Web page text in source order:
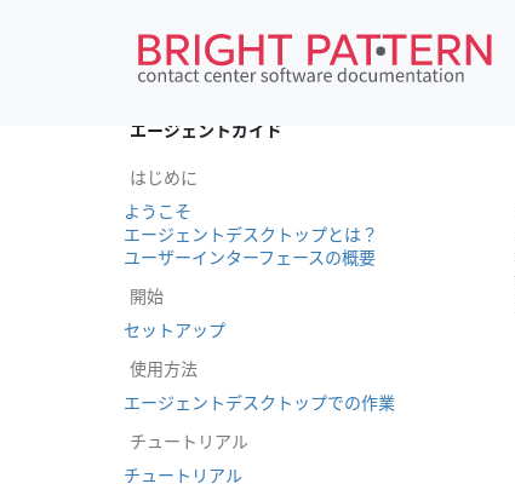
エージェントガイド
はじめに
ようこそ
エージェントデスクトップとは？
ユーザーインターフェースの概要
開始
セットアップ
使用方法
エージェントデスクトップでの作業
チュートリアル
チュートリアル